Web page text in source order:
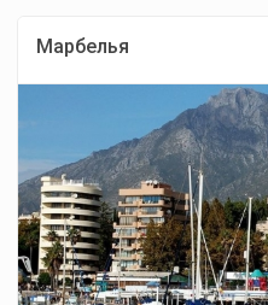
Марбелья